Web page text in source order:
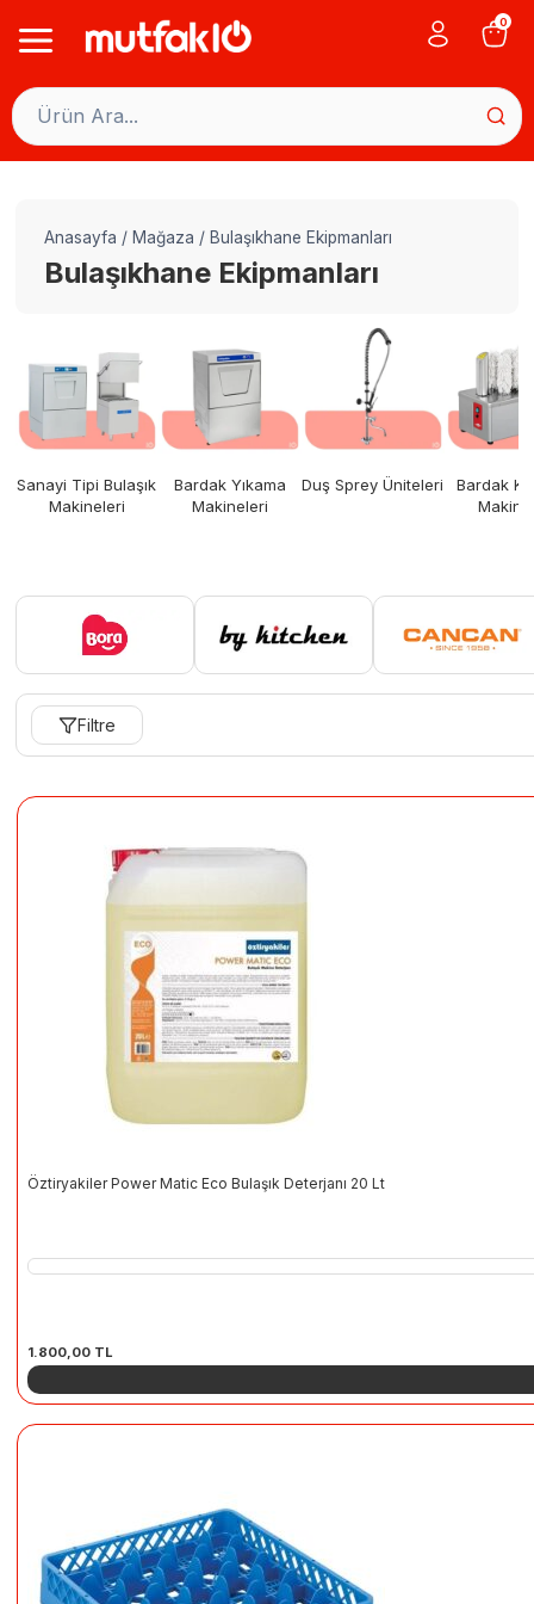
0
Anasayfa / Mağaza / Bulaşıkhane Ekipmanları
Bulaşıkhane Ekipmanları
Sanayi Tipi Bulaşık
Makineleri
Bardak Yıkama
Makineleri
Duş Sprey Üniteleri
Bardak
Filtre
Öztiryakiler Power Matic Eco Bulaşık Deterjanı 20 Lt
1.800,00 TL